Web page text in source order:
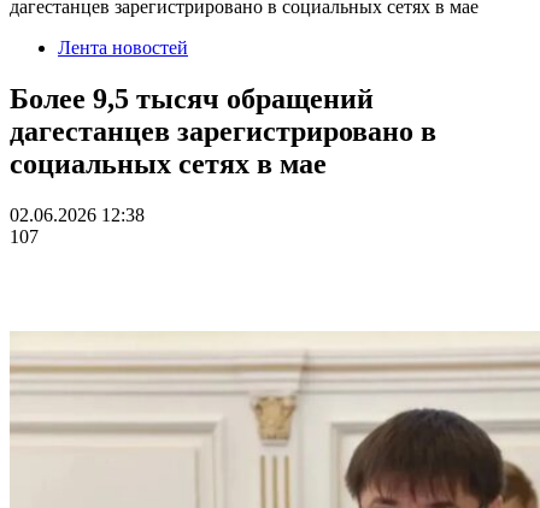
дагестанцев зарегистрировано в социальных сетях в мае
Лента новостей
Более 9,5 тысяч обращений
дагестанцев зарегистрировано в
социальных сетях в мае
02.06.2026 12:38
107